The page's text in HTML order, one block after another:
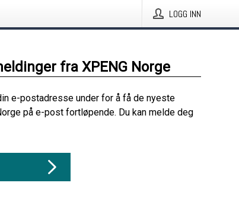
LOGG INN
fra XPENG Norge
e-postadresse under for å få de nyeste
på e-post fortløpende. Du kan melde deg